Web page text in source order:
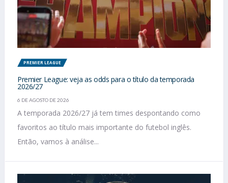
PREMIER LEAGUE
Premier League: veja as odds para o título da temporada
2026/27
6 DE AGOSTO DE 2026
A temporada 2026/27 já tem times despontando como
favoritos ao título mais importante do futebol inglês.
Então, vamos à análise...